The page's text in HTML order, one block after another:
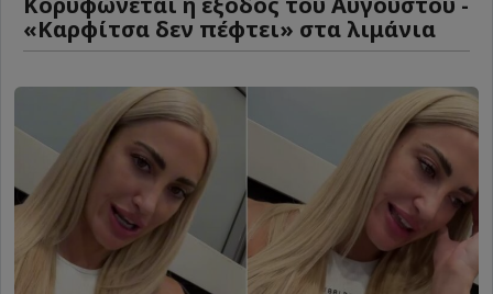
«Καρφίτσα δεν πέφτει» στα λιμάνια